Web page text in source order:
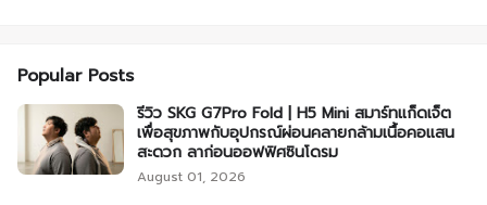
Popular Posts
รีวิว SKG G7Pro Fold | H5 Mini สมาร์ทแก็ดเจ็ต
เพื่อสุขภาพกับอุปกรณ์ผ่อนคลายกล้ามเนื้อคอแสน
สะดวก ลาก่อนออฟฟิศซินโดรม
August 01, 2026